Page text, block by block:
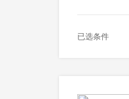
已选条件